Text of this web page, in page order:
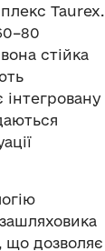
Taurex.
стійка
що дозволяє